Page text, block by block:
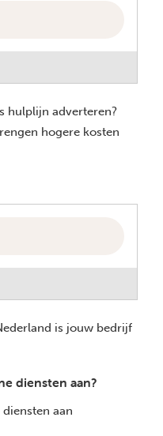
hulplijn adverteren?
hogere kosten
is jouw bedrijf
diensten aan?
aan